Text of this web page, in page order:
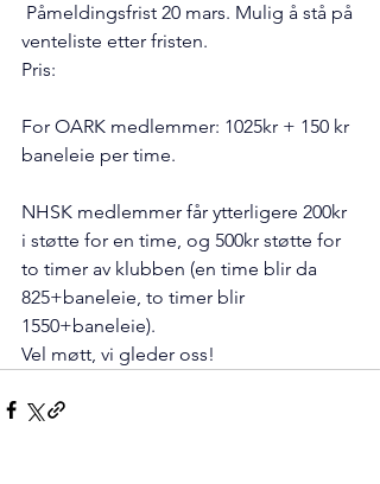
Påmeldingsfrist 20 mars. Mulig å stå på
venteliste etter fristen.
Pris:
For OARK medlemmer: 1025kr + 150 kr
baneleie per time.
NHSK medlemmer får ytterligere 200kr
i støtte for en time, og 500kr støtte for
to timer av klubben (en time blir da
825+baneleie, to timer blir
1550+baneleie).
Vel møtt, vi gleder oss!